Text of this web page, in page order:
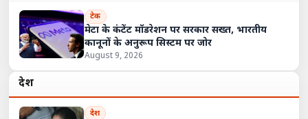
टेक
मेटा के कंटेंट मॉडरेशन पर सरकार सख्त, भारतीय
कानूनों के अनुरूप सिस्टम पर जोर
August 9, 2026
देश
देश